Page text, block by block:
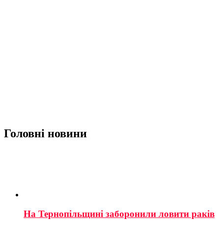
Головні новини
На Тернопільщині заборонили ловити раків